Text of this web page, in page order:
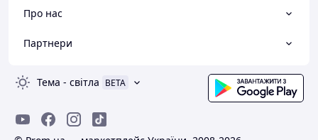
Про нас
Партнери
Тема - світла BETA